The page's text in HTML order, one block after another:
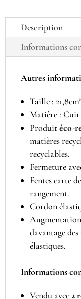
d'écriture
Grand
Voyageur
Description
Informations
Autres
Taille :
Matière : Cuir
Produitéco-
matières
recyclables.
Fermeture
Fentes carte
rangement.
Cordon
davantage
élastiques.
Informations
Vendu avec2